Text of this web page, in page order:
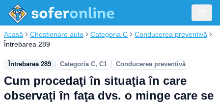
Acasă Chestionare auto Categoria C
Conducerea preventivă
Întrebarea 289
Întrebarea 289 Categoria C, C1 Conducerea preventivă
Cum procedaţi în situaţia în care
observaţi în faţa dvs. o minge care se